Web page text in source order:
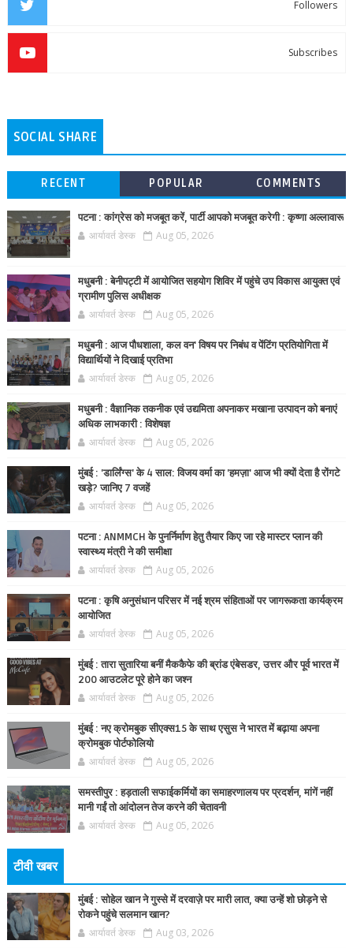
Followers
Subscribes
SOCIAL SHARE
RECENT POPULAR COMMENTS
पटना : कांग्रेस को मजबूत करें, पार्टी आपको मजबूत करेगी : कृष्णा अल्लावारू
आर्यावर्त डेस्क Aug 05, 2026
मधुबनी : बेनीपट्टी में आयोजित सहयोग शिविर में पहुंचे उप विकास आयुक्त एवं
ग्रामीण पुलिस अधीक्षक
आर्यावर्त डेस्क Aug 05, 2026
मधुबनी : आज पौधशाला, कल वन' विषय पर निबंध व पेंटिंग प्रतियोगिता में
विद्यार्थियों ने दिखाई प्रतिभा
आर्यावर्त डेस्क Aug 05, 2026
मधुबनी : वैज्ञानिक तकनीक एवं उद्यमिता अपनाकर मखाना उत्पादन को बनाएं
अधिक लाभकारी : विशेषज्ञ
आर्यावर्त डेस्क Aug 05, 2026
मुंबई : 'डार्लिंग्स' के 4 साल: विजय वर्मा का 'हमज़ा' आज भी क्यों देता है रोंगटे
खड़े? जानिए 7 वजहें
आर्यावर्त डेस्क Aug 05, 2026
पटना : ANMMCH के पुनर्निर्माण हेतु तैयार किए जा रहे मास्टर प्लान की
स्वास्थ्य मंत्री ने की समीक्षा
आर्यावर्त डेस्क Aug 05, 2026
पटना : कृषि अनुसंधान परिसर में नई श्रम संहिताओं पर जागरूकता कार्यक्रम
आयोजित
आर्यावर्त डेस्क Aug 05, 2026
मुंबई : तारा सुतारिया बनीं मैककैफे की ब्रांड एंबेसडर, उत्तर और पूर्व भारत में
200 आउटलेट पूरे होने का जश्न
आर्यावर्त डेस्क Aug 05, 2026
मुंबई : नए क्रोमबुक सीएक्स15 के साथ एसुस ने भारत में बढ़ाया अपना
क्रोमबुक पोर्टफोलियो
आर्यावर्त डेस्क Aug 05, 2026
समस्तीपुर : हड़ताली सफाईकर्मियों का समाहरणालय पर प्रदर्शन, मांगें नहीं
मानी गईं तो आंदोलन तेज करने की चेतावनी
आर्यावर्त डेस्क Aug 05, 2026
टीवी खबर
मुंबई : सोहेल खान ने गुस्से में दरवाज़े पर मारी लात, क्या उन्हें शो छोड़ने से
रोकने पहुंचे सलमान खान?
आर्यावर्त डेस्क Aug 03, 2026